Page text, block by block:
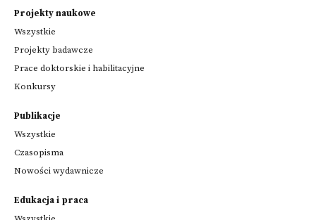
Projekty naukowe
Wszystkie
Projekty badawcze
Prace doktorskie i habilitacyjne
Konkursy
Publikacje
Wszystkie
Czasopisma
Nowości wydawnicze
Edukacja i praca